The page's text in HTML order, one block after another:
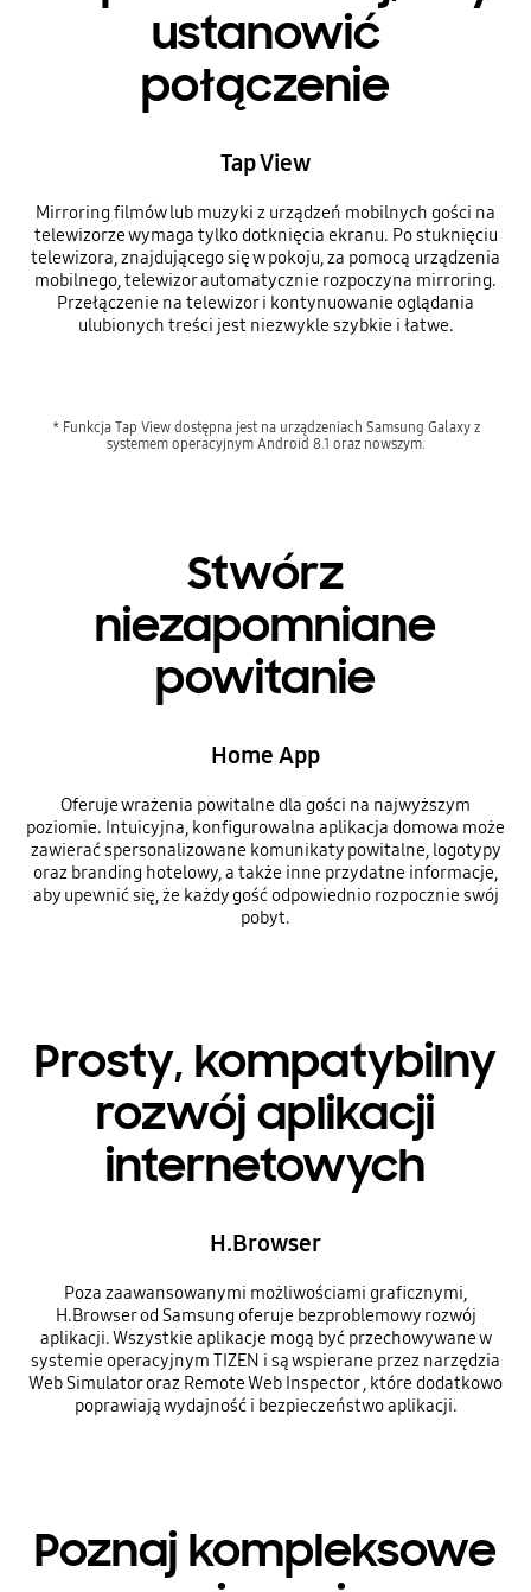
ustanowić
połączenie
Tap View
Mirroring filmów lub muzyki z urządzeń mobilnych gości na
telewizorze wymaga tylko dotknięcia ekranu. Po stuknięciu
telewizora, znajdującego się w pokoju, za pomocą urządzenia
mobilnego, telewizor automatycznie rozpoczyna mirroring.
Przełączenie na telewizor i kontynuowanie oglądania
ulubionych treści jest niezwykle szybkie i łatwe.
* Funkcja Tap View dostępna jest na urządzeniach Samsung Galaxy z
systemem operacyjnym Android 8.1 oraz nowszym.
Stwórz
niezapomniane
powitanie
Home App
Oferuje wrażenia powitalne dla gości na najwyższym
poziomie. Intuicyjna, konfigurowalna aplikacja domowa może
zawierać spersonalizowane komunikaty powitalne, logotypy
oraz branding hotelowy, a także inne przydatne informacje,
aby upewnić się, że każdy gość odpowiednio rozpocznie swój
pobyt.
Prosty, kompatybilny
rozwój aplikacji
internetowych
H.Browser
Poza zaawansowanymi możliwościami graficznymi,
H.Browser od Samsung oferuje bezproblemowy rozwój
aplikacji. Wszystkie aplikacje mogą być przechowywane w
systemie operacyjnym TIZEN i są wspierane przez narzędzia
Web Simulator oraz Remote Web Inspector , które dodatkowo
poprawiają wydajność i bezpieczeństwo aplikacji.
Poznaj kompleksowe